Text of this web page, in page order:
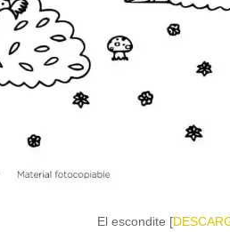
El escondite [